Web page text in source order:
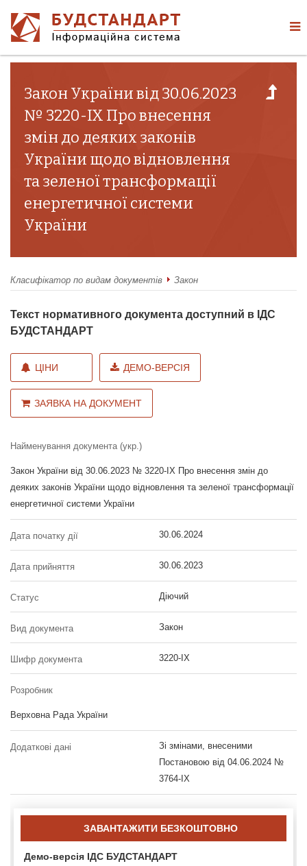
Закон України від 30.06.2023
№ 3220-IX Про внесення
змін до деяких законів
України щодо відновлення
та зеленої трансформації
енергетичної системи
України
Класифікатор по видам документів Закон
Текст нормативного документа доступний в ІДС
БУДСТАНДАРТ
ЦІНИ ДЕМО-ВЕРСІЯ
ЗАЯВКА НА ДОКУМЕНТ
Найменування документа (укр.)
Закон України від 30.06.2023 № 3220-IX Про внесення змін до
деяких законів України щодо відновлення та зеленої трансформації
енергетичної системи України
Дата початку дії 30.06.2024
Дата прийняття 30.06.2023
Статус Діючий
Вид документа Закон
Шифр документа 3220-IX
Розробник
Верховна Рада України
Додаткові дані
Зі змінами, внесеними
Постановою від 04.06.2024 №
3764-IX
ЗАВАНТАЖИТИ БЕЗКОШТОВНО
Демо-версія ІДС БУДСТАНДАРТ